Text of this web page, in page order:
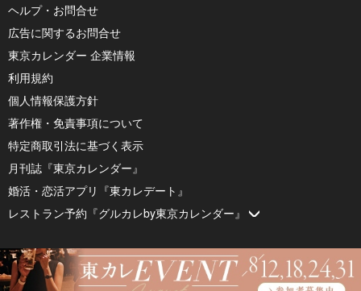
ヘルプ・お問合せ
広告に関するお問合せ
東京カレンダー 企業情報
利用規約
個人情報保護方針
著作権・免責事項について
特定商取引法に基づく表示
月刊誌『東京カレンダー』
婚活・恋活アプリ『東カレデート』
レストラン予約『グルカレby東京カレンダー』